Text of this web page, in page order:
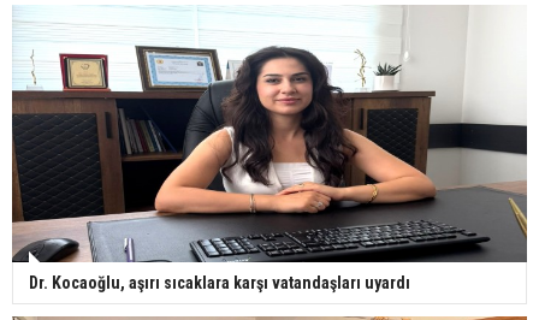
Dr. Kocaoğlu, aşırı sıcaklara karşı vatandaşları uyardı